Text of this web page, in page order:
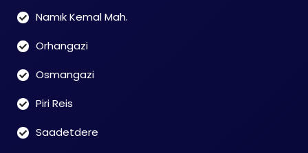
Namık Kemal Mah.
Orhangazi
Osmangazi
Piri Reis
Saadetdere